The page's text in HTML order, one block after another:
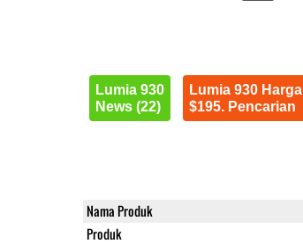
Lumia 930
News (22)
Lumia 930 Harga
$195. Pencarian
Nama Produk
Produk